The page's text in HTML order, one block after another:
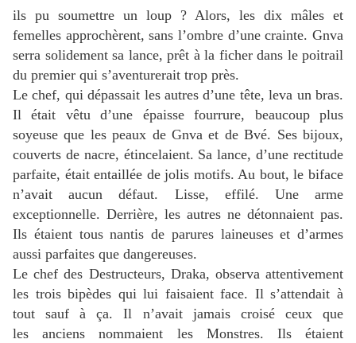
ils pu soumettre un loup ? Alors, les dix mâles et
femelles approchèrent, sans l’ombre d’une crainte. Gnva
serra solidement sa lance, prêt à la ficher dans le poitrail
du premier qui s’aventurerait trop près.
Le chef, qui dépassait les autres d’une tête, leva un bras.
Il était vêtu d’une épaisse fourrure, beaucoup plus
soyeuse que les peaux de Gnva et de Bvé. Ses bijoux,
couverts de nacre, étincelaient. Sa lance, d’une rectitude
parfaite, était entaillée de jolis motifs.Au bout, le biface
n’avait aucun défaut. Lisse, effilé. Une arme
exceptionnelle. Derrière, les autres ne détonnaient pas.
Ils étaient tous nantis de parures laineuses et d’armes
aussi parfaites que dangereuses.
Le chef des Destructeurs, Draka, observa attentivement
les trois bipèdes qui lui faisaient face. Il s’attendait à
tout sauf à ça.Il n’avait jamais croisé ceux que
les anciens nommaient les Monstres. Ils étaient